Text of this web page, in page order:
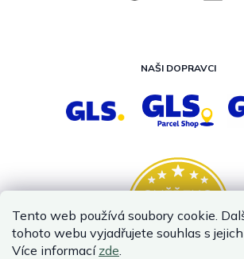
Tento web používá soubory cookie.
tohoto webu vyjadřujete souhlas s
Více informací zde.
NAŠI DOPRAVCI